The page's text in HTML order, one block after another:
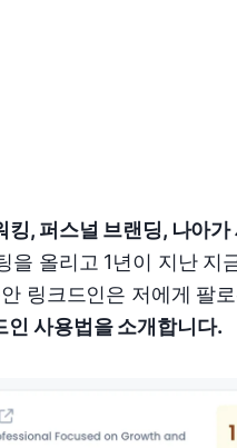
, 퍼스널 브랜딩, 나아가
을 올리고 1년이 지난 지
링크드인은 저에게 팔
인 사용법을 소개합니다.